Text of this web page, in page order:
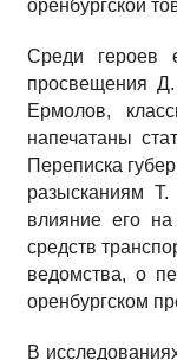
оренбургской
Среди героев
просвещения
Ермолов,
напечатаны
Переписка
разысканиям Т.
влияние его
средств
ведомства, о
оренбургском
В